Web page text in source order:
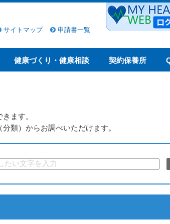
サイトマップ 申請書一覧
健康づくり・健康相談 契約保養所
ます。
類）からお調べいただけます。